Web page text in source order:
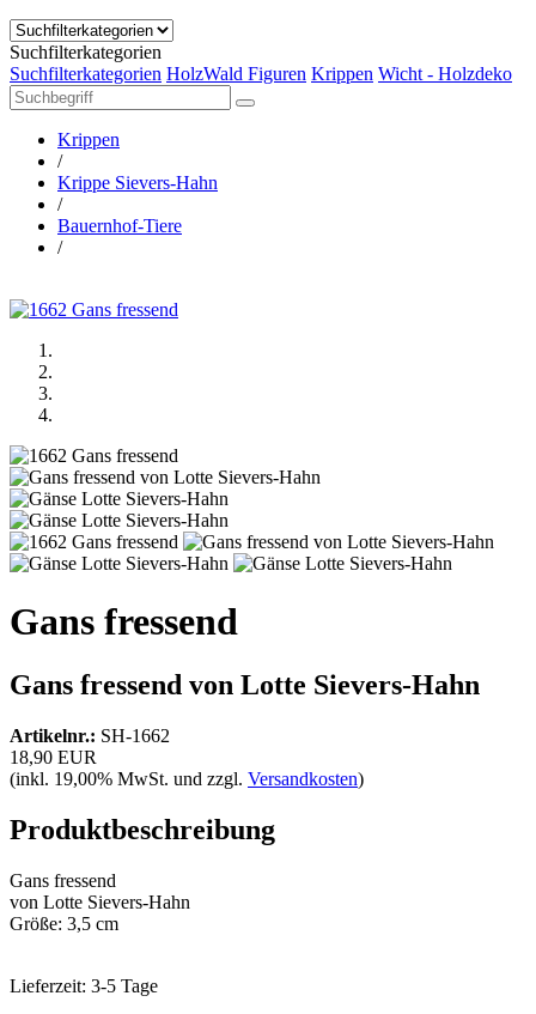
Suchfilterkategorien
Suchfilterkategorien HolzWald Figuren Krippen Wicht - Holzdeko
Krippen
/
Krippe Sievers-Hahn
/
Bauernhof-Tiere
/
Gans fressend
Gans fressend von Lotte Sievers-Hahn
Artikelnr.: SH-1662
18,90 EUR
(inkl. 19,00% MwSt. und zzgl. Versandkosten)
Produktbeschreibung
Gans fressend
von Lotte Sievers-Hahn
Größe: 3,5 cm
Lieferzeit: 3-5 Tage